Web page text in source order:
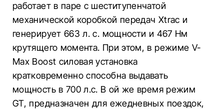
работает в паре с шеститупенчатой
механической коробкой передач Xtrac и
генерирует 663 л. с. мощности и 467 Нм
крутящего момента. При этом, в режиме V-
Max Boost силовая установка
кратковременно способна выдавать
мощность в 700 л.с. В ой же время режим
GT, предназначен для ежедневных поездок,